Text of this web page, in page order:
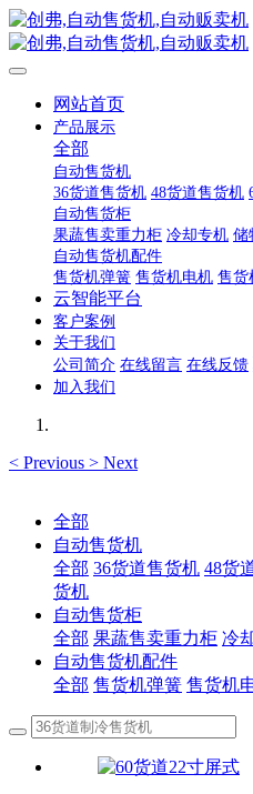
网站首页
产品展示
全部
自动售货机
36货道售货机 48货道售货机
自动售货柜
果蔬售卖重力柜 冷却专机 储
自动售货机配件
售货机弹簧 售货机电机 售货
云智能平台
客户案例
关于我们
公司简介 在线留言 在线反馈
加入我们
< Previous > Next
全部
自动售货机
全部 36货道售货机 48货
货机
自动售货柜
全部 果蔬售卖重力柜 冷
自动售货机配件
全部 售货机弹簧 售货机